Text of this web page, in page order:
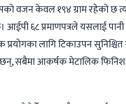
वजन केवल १९४ ग्राम रहेको छ
६८ प्रमाणपत्रले यसलाई पानी
लागि टिकाउपन
सबैमा आकर्षक मेटालिक